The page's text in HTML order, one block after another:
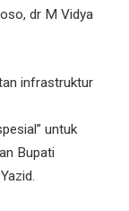
dr M Vidya
infrastruktur
untuk
Bupati